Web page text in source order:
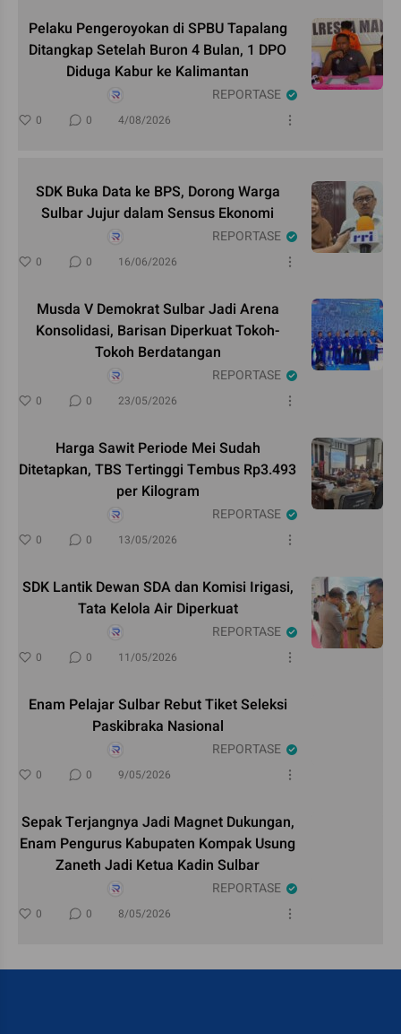
Pelaku Pengeroyokan di SPBU Tapalang
Ditangkap Setelah Buron 4 Bulan, 1 DPO
Diduga Kabur ke Kalimantan
REPORTASE
0 0 4/08/2026
SDK Buka Data ke BPS, Dorong Warga
Sulbar Jujur dalam Sensus Ekonomi
REPORTASE
0 0 16/06/2026
Musda V Demokrat Sulbar Jadi Arena
Konsolidasi, Barisan Diperkuat Tokoh-
Tokoh Berdatangan
REPORTASE
0 0 23/05/2026
Harga Sawit Periode Mei Sudah
Ditetapkan, TBS Tertinggi Tembus Rp3.493
per Kilogram
REPORTASE
0 0 13/05/2026
SDK Lantik Dewan SDA dan Komisi Irigasi,
Tata Kelola Air Diperkuat
REPORTASE
0 0 11/05/2026
Enam Pelajar Sulbar Rebut Tiket Seleksi
Paskibraka Nasional
REPORTASE
0 0 9/05/2026
Sepak Terjangnya Jadi Magnet Dukungan,
Enam Pengurus Kabupaten Kompak Usung
Zaneth Jadi Ketua Kadin Sulbar
REPORTASE
0 0 8/05/2026